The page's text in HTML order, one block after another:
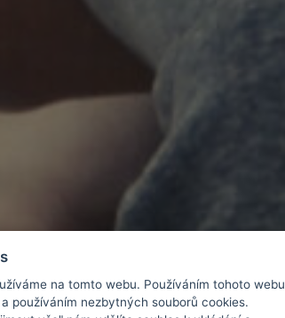
na tomto webu. Používáním tohoto webu
používáním nezbytných souborů cookies.